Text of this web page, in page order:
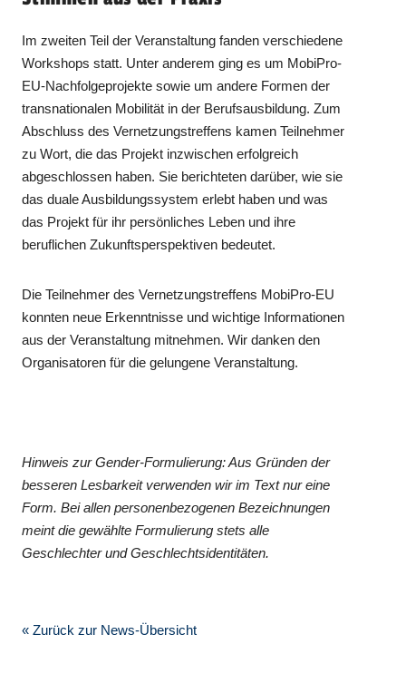
Im zweiten Teil der Veranstaltung fanden verschiedene
Workshops statt. Unter anderem ging es um MobiPro-
EU-Nachfolgeprojekte sowie um andere Formen der
transnationalen Mobilität in der Berufsausbildung. Zum
Abschluss des Vernetzungstreffens kamen Teilnehmer
zu Wort, die das Projekt inzwischen erfolgreich
abgeschlossen haben. Sie berichteten darüber, wie sie
das duale Ausbildungssystem erlebt haben und was
das Projekt für ihr persönliches Leben und ihre
beruflichen Zukunftsperspektiven bedeutet.
Die Teilnehmer des Vernetzungstreffens MobiPro-EU
konnten neue Erkenntnisse und wichtige Informationen
aus der Veranstaltung mitnehmen. Wir danken den
Organisatoren für die gelungene Veranstaltung.
Hinweis zur Gender-Formulierung: Aus Gründen der
besseren Lesbarkeit verwenden wir im Text nur eine
Form. Bei allen personenbezogenen Bezeichnungen
meint die gewählte Formulierung stets alle
Geschlechter und Geschlechtsidentitäten.
« Zurück zur News-Übersicht